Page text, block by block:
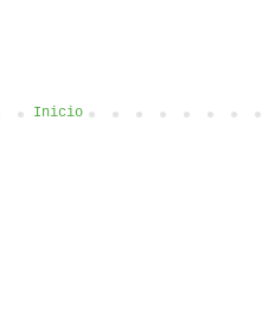
Inicio